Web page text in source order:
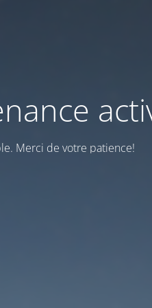
Merci de votre patience!